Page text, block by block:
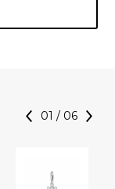
01 / 06